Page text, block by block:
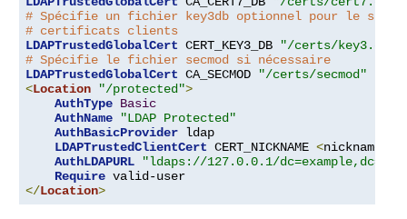
# Spécifie un fichier key3db optionnel pour le
# certificats clients
LDAPTrustedGlobalCert CERT_KEY3_DB
"/certs/key3.db"
# Spécifie le fichier secmod si nécessaire
LDAPTrustedGlobalCert CA_SECMOD
"/certs/secmod"
<Location "/protected">
AuthType Basic
AuthName
"LDAP Protected"
AuthBasicProvider ldap
LDAPTrustedClientCert CERT_NICKNAME <nickname
AuthLDAPURL
"ldaps://127.0.0.1/
Require
</Location>